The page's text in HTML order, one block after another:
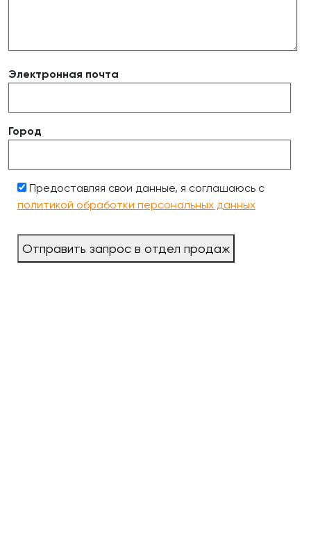
Электронная почта
Город
Предоставляя свои данные, я соглашаюсь с
политикой обработки персональных данных
Отправить запрос в отдел продаж